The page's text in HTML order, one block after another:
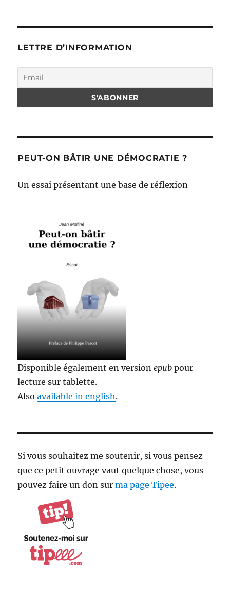
LETTRE D’INFORMATION
PEUT-ON BÂTIR UNE DÉMOCRATIE ?
Un essai présentant une base de réflexion
Disponible également en versionepub pour
lecture sur tablette.
Alsoavailable in english.
Si vous souhaitez me soutenir, si vous pensez
que ce petit ouvrage vaut quelque chose, vous
pouvez faire un don surma page Tipee.